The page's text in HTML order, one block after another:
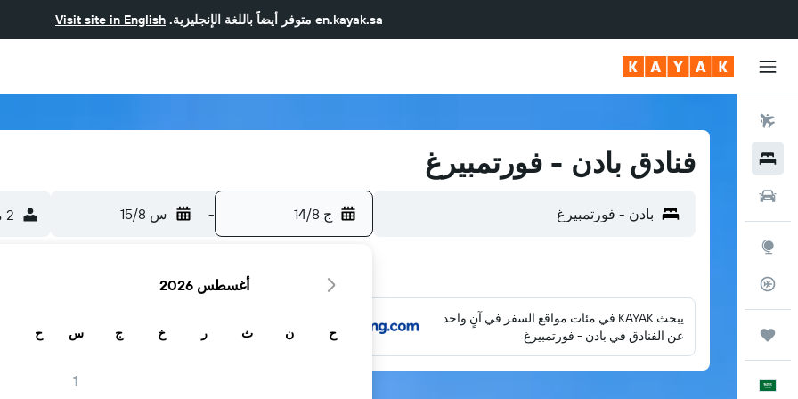
en.kayak.sa متوفر أيضاً باللغة الإنجليزية. Visit site in English
فنادق بادن - فورتمبيرغ
ج 14/8 - س 15/8 2 من الضيوف، غرفة واحدة
يبحث KAYAK في مئات مواقع السفر في آنٍ واحد
عن الفنادق في بادن - فورتمبيرغ
أغسطس 2026
ح ن ث ر خ ج س
1
ح